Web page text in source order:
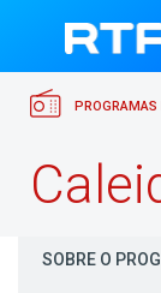
PROGRAMAS
SOBRE O